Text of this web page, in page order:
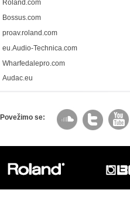
Roland.com
Bossus.com
proav.roland.com
eu.Audio-Technica.com
Wharfedalepro.com
Audac.eu
Povežimo se: